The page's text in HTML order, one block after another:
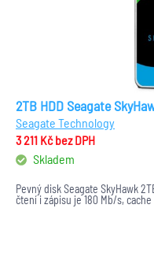
2TB HDD Seagate
Seagate Technology
3 211 Kčbez DPH
Skladem
Pevný disk Seagate SkyHawk
čtení i zápisu je 180 Mb/s, cache